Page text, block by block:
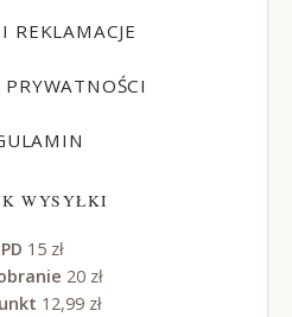
REKLAMACJE
WYSYŁKI
15 zł
20 zł
12,99 zł